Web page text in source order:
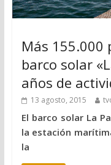
Más 155.000
barco solar
años de
13 agosto, 2015
El barco solar La
la estación
la